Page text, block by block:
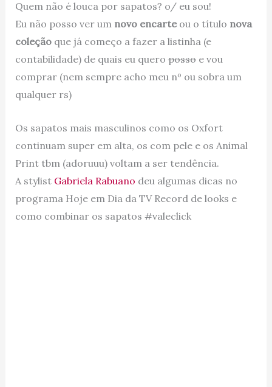
Quem não é louca por sapatos? o/ eu sou!
Eu não posso ver um novo encarteou o título nova
coleçãoque já começo a fazer a listinha (e
contabilidade) de quais eu queropossoe vou
comprar (nem sempre acho meu nº ou sobra um
qualquer rs)
Os sapatos mais masculinos como os Oxfort
continuam super em alta, os com pele e os Animal
Print tbm (adoruuu) voltam a ser tendência.
A stylist Gabriela Rabuano deu algumas dicas no
programa Hoje em Dia da TV Record de looks e
como combinar os sapatos #valeclick